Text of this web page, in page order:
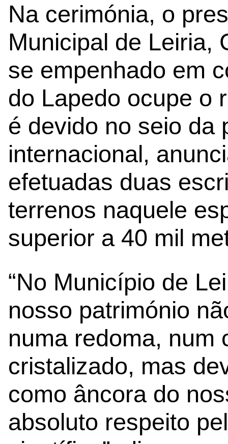
Na cerimónia, o
Municipal de Leiria,
se empenhado em
do Lapedo ocupe o
é devido no seio da
internacional,
efetuadas duas
terrenos naquele
superior a 40 mil
“No Município de
nosso património
numa redoma, num
cristalizado, mas
como âncora do
absoluto respeito